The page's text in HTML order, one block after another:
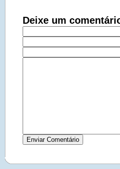
Deixe um